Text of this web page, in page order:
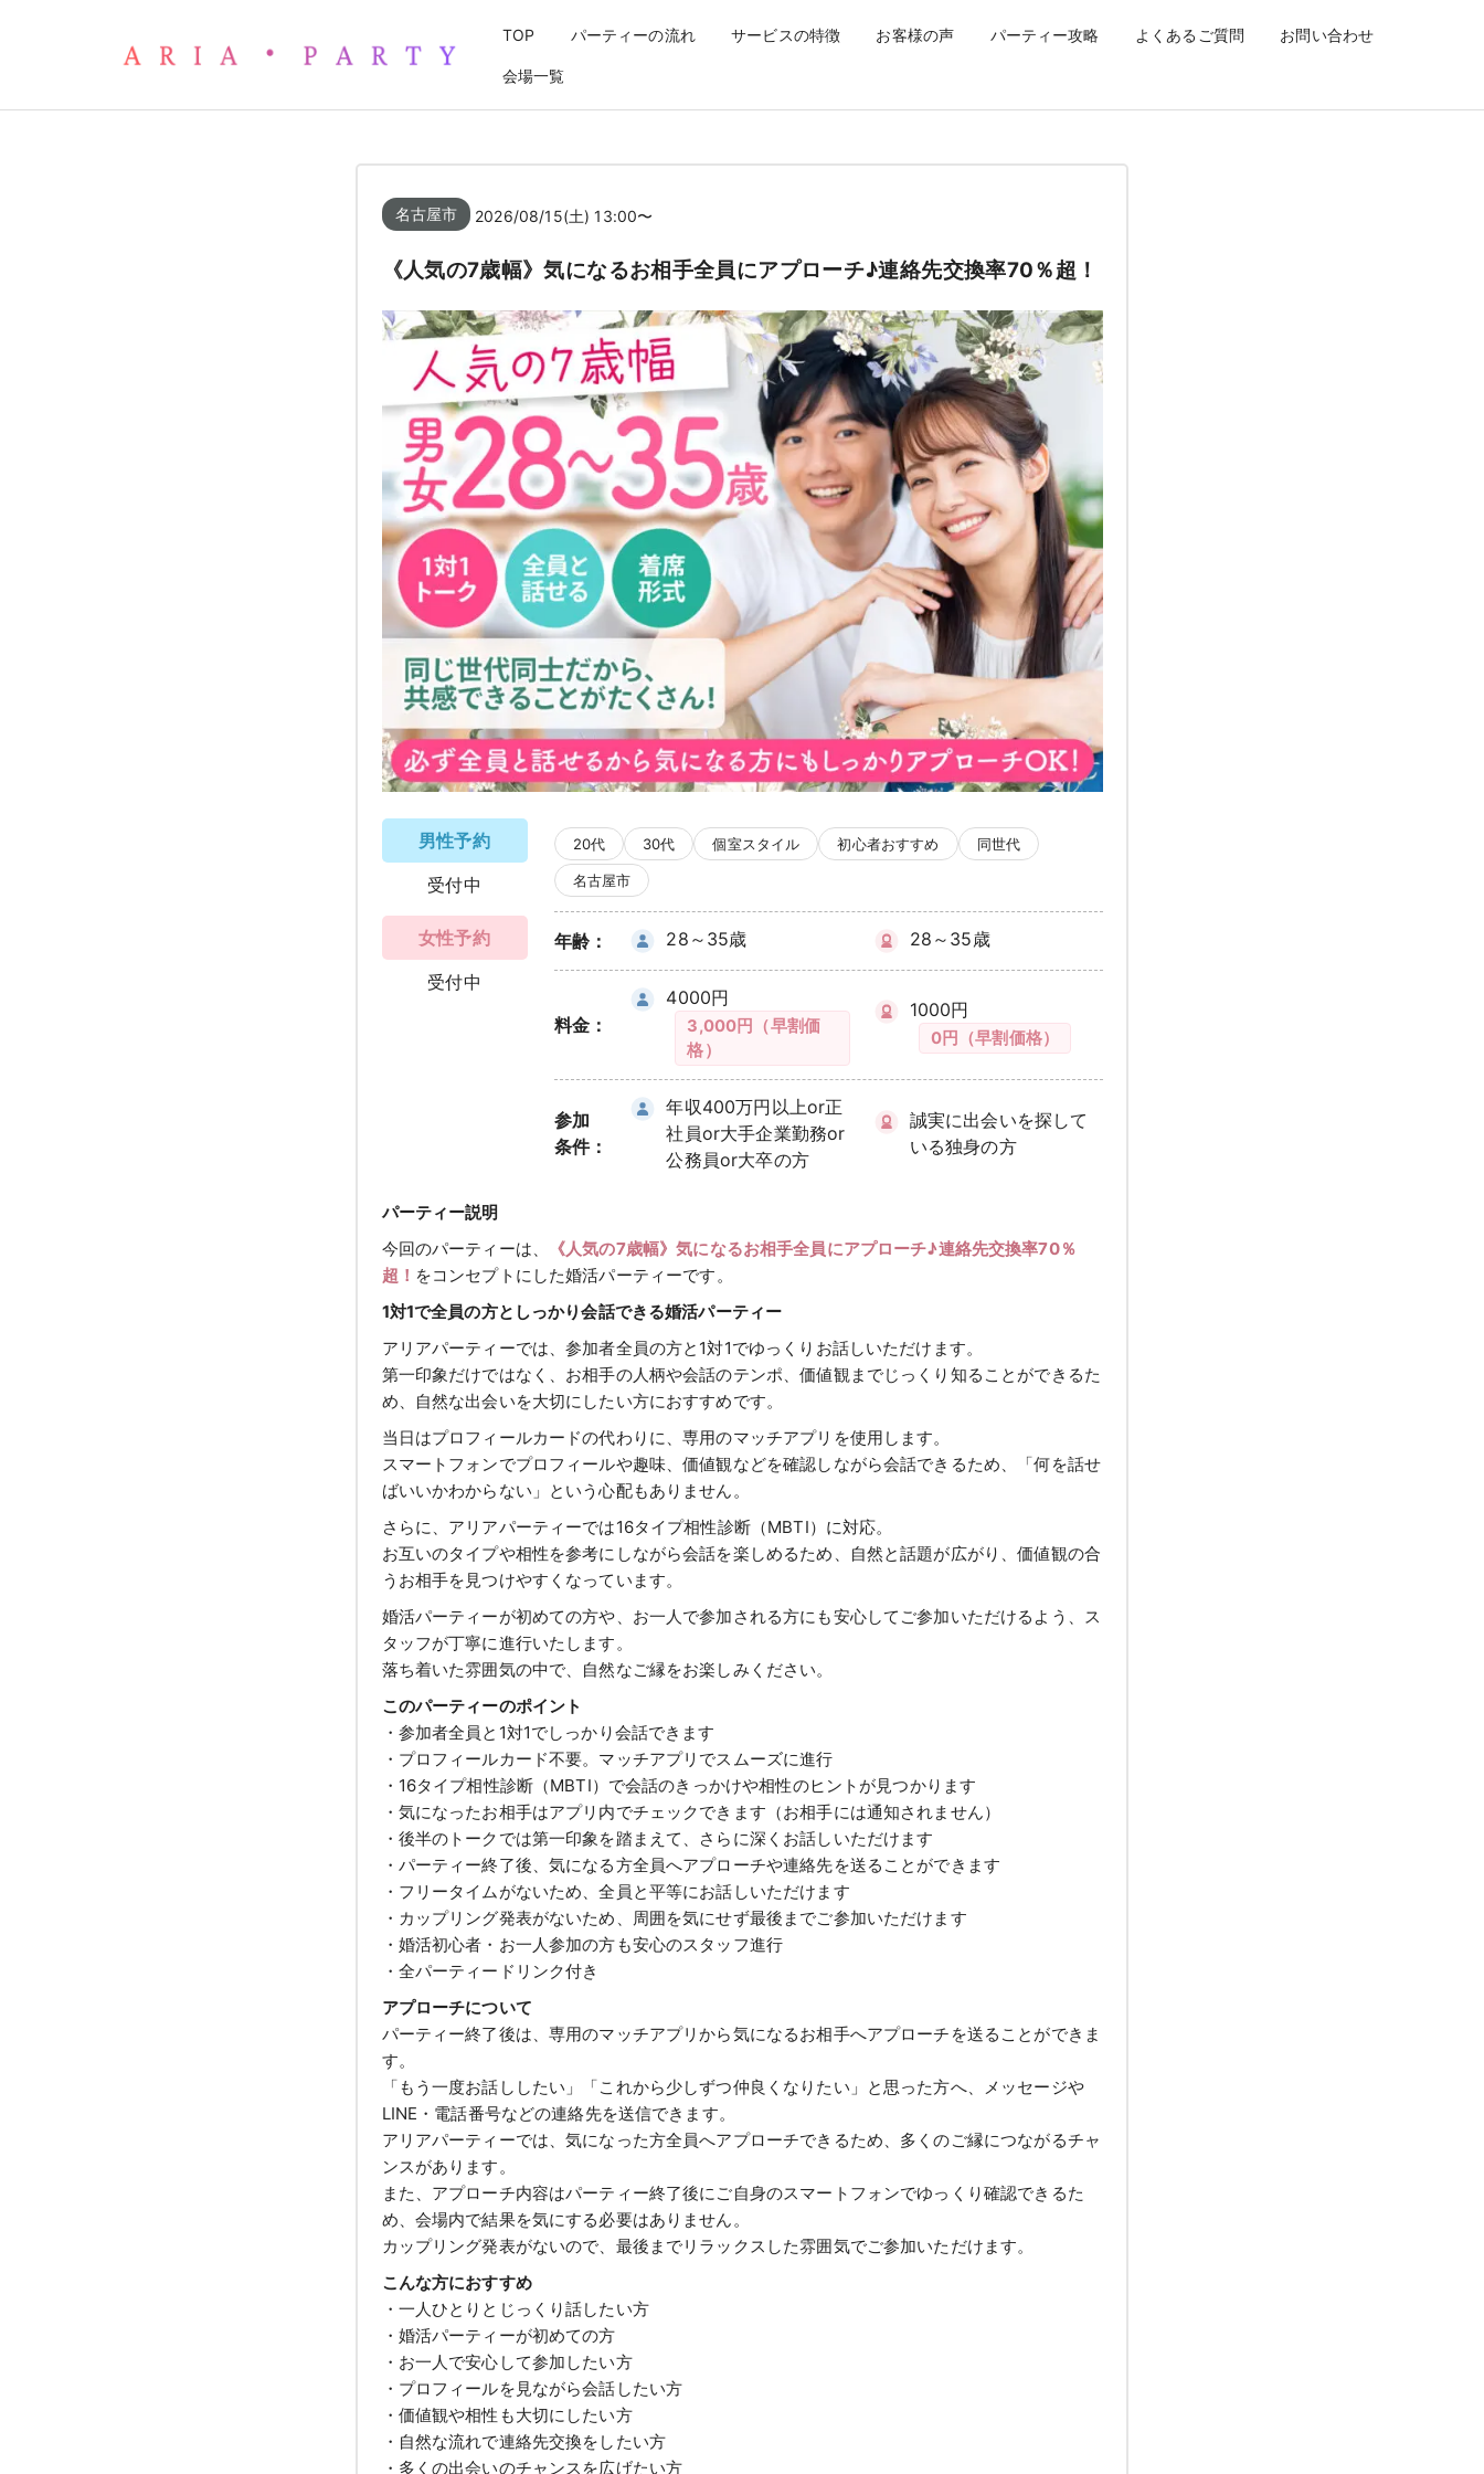
《人気の7歳幅》気になるお相手全員にアプローチ♪連絡先交換率70％超！
TOP パーティーの流れ サービスの特徴 お客様の声 パーティー攻略 よくあるご質問 お問い合わせ
会場一覧
名古屋市 2026/08/15(土) 13:00〜
《人気の7歳幅》気になるお相手全員にアプローチ♪連絡先交換率70％超！
男性予約
受付中
女性予約
受付中
20代 30代 個室スタイル 初心者おすすめ 同世代
名古屋市
年齢： 28～35歳 28～35歳
料金：
4000円
3,000円（早割価
格）
1000円
0円（早割価格）
参加
条件：
年収400万円以上or正
社員or大手企業勤務or
公務員or大卒の方
誠実に出会いを探して
いる独身の方
パーティー説明
今回のパーティーは、
《人気の7歳幅》気になるお相手全員にアプローチ♪連絡先交換率70％
超！ をコンセプトにした婚活パーティーです。
1対1で全員の方としっかり会話できる婚活パーティー
アリアパーティーでは、参加者全員の方と1対1でゆっくりお話しいただけます。
第一印象だけではなく、お相手の人柄や会話のテンポ、価値観までじっくり知ることができるた
め、自然な出会いを大切にしたい方におすすめです。
当日はプロフィールカードの代わりに、専用のマッチアプリを使用します。
スマートフォンでプロフィールや趣味、価値観などを確認しながら会話できるため、「何を話せ
ばいいかわからない」という心配もありません。
さらに、アリアパーティーでは16タイプ相性診断（MBTI）に対応。
お互いのタイプや相性を参考にしながら会話を楽しめるため、自然と話題が広がり、価値観の合
うお相手を見つけやすくなっています。
婚活パーティーが初めての方や、お一人で参加される方にも安心してご参加いただけるよう、ス
タッフが丁寧に進行いたします。
落ち着いた雰囲気の中で、自然なご縁をお楽しみください。
このパーティーのポイント
・参加者全員と1対1でしっかり会話できます
・プロフィールカード不要。マッチアプリでスムーズに進行
・16タイプ相性診断（MBTI）で会話のきっかけや相性のヒントが見つかります
・気になったお相手はアプリ内でチェックできます（お相手には通知されません）
・後半のトークでは第一印象を踏まえて、さらに深くお話しいただけます
・パーティー終了後、気になる方全員へアプローチや連絡先を送ることができます
・フリータイムがないため、全員と平等にお話しいただけます
・カップリング発表がないため、周囲を気にせず最後までご参加いただけます
・婚活初心者・お一人参加の方も安心のスタッフ進行
・全パーティードリンク付き
アプローチについて
パーティー終了後は、専用のマッチアプリから気になるお相手へアプローチを送ることができま
す。
「もう一度お話ししたい」「これから少しずつ仲良くなりたい」と思った方へ、メッセージや
LINE・電話番号などの連絡先を送信できます。
アリアパーティーでは、気になった方全員へアプローチできるため、多くのご縁につながるチャ
ンスがあります。
また、アプローチ内容はパーティー終了後にご自身のスマートフォンでゆっくり確認できるた
め、会場内で結果を気にする必要はありません。
カップリング発表がないので、最後までリラックスした雰囲気でご参加いただけます。
こんな方におすすめ
・一人ひとりとじっくり話したい方
・婚活パーティーが初めての方
・お一人で安心して参加したい方
・プロフィールを見ながら会話したい方
・価値観や相性も大切にしたい方
・自然な流れで連絡先交換をしたい方
・多くの出会いのチャンスを広げたい方
男性
検索